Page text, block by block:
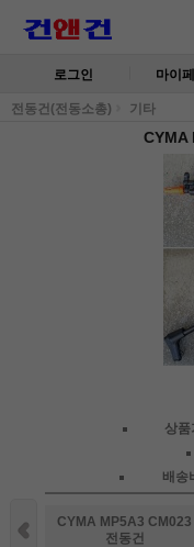
로그인 마이
전동건(전동소총) 기타
CYMA
상품
배송
CYMA MP5A3 CM023
전동건